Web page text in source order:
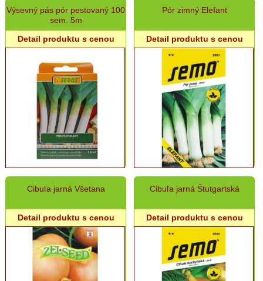
sadbové
Bôb,
Hrach,
cícer
Ďatelina,
Rajčiny
Paprika
semeno,
Kel,
Brokolica
Kaleráb
Výsevný pás pór pestovaný 100
sem. 5m
Detail produktu s cenou
Pór zimný Elefant
Detail produktu s cenou
Cibuľa jarná Všetana
Detail produktu s cenou
Cibuľa jarná Štutgartská
Detail produktu s cenou